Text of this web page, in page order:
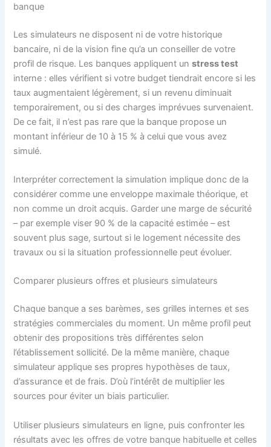
banque
Les simulateurs ne disposent ni de votre historique
bancaire, ni de la vision fine qu’a un conseiller de votre
profil de risque. Les banques appliquent unstress test
interne : elles vérifient si votre budget tiendrait encore si les
taux augmentaient légèrement, si un revenu diminuait
temporairement, ou si des charges imprévues survenaient.
De ce fait, il n’est pas rare que la banque propose un
montant inférieur de 10 à 15 % à celui que vous avez
simulé.
Interpréter correctement la simulation implique donc de la
considérer comme une enveloppe maximale théorique, et
non comme un droit acquis. Garder une marge de sécurité
– par exemple viser 90 % de la capacité estimée – est
souvent plus sage, surtout si le logement nécessite des
travaux ou si la situation professionnelle peut évoluer.
Comparer plusieurs offres et plusieurs simulateurs
Chaque banque a ses barèmes, ses grilles internes et ses
stratégies commerciales du moment. Un même profil peut
obtenir des propositions très différentes selon
l’établissement sollicité. De la même manière, chaque
simulateur applique ses propres hypothèses de taux,
d’assurance et de frais. D’où l’intérêt de multiplier les
sources pour éviter un biais particulier.
Utiliser plusieurs simulateurs en ligne, puis confronter les
résultats avec les offres de votre banque habituelle et celles